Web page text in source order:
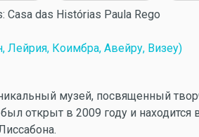
Casa das Histórias Paula Rego
Лейрия, Коимбра, Авейру, Визеу)
музей, посвященный
открыт в 2009 году и находится